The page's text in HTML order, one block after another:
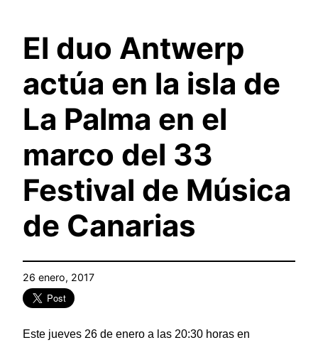
El duo Antwerp
actúa en la isla de
La Palma en el
marco del 33
Festival de Música
de Canarias
26 enero, 2017
Este jueves 26 de enero a las 20:30 horas en